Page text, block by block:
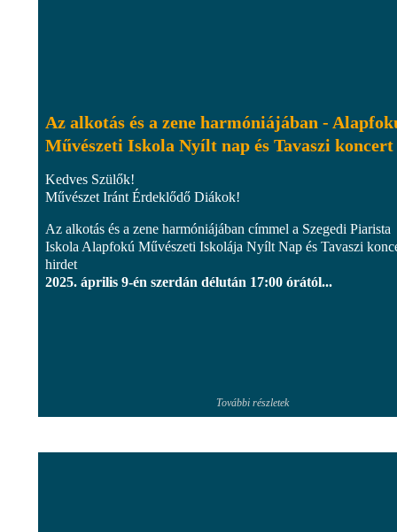
Az alkotás és a zene harmóniájában -
Művészeti Iskola Nyílt nap és Tavaszi koncert
Kedves Szülők!
Művészet Iránt Érdeklődő Diákok!
Az alkotás és a zene harmóniájában címmel a Szegedi Piarista
Iskola Alapfokú Művészeti Iskolája Nyílt Nap és Tavaszi
hirdet
2025. április 9-én szerdán délután 17:00 órától...
További részletek